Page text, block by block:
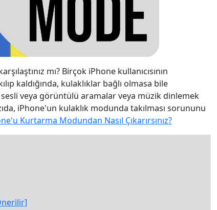
mı? Birçok iPhone kullanıcısının
kaldığında, kulaklıklar bağlı olmasa bile
veya görüntülü aramalar veya müzik dinlemek
iPhone'un kulaklık modunda takılması sorununu
Kurtarma Modundan Nasıl Çıkarırsınız?